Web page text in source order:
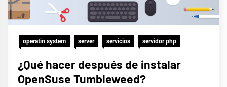
operatin system server servicios servidor php
¿Qué hacer después de instalar
OpenSuse Tumbleweed?